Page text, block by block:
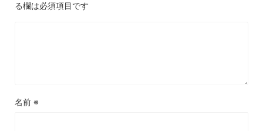
る欄は必須項目です
名前 ※